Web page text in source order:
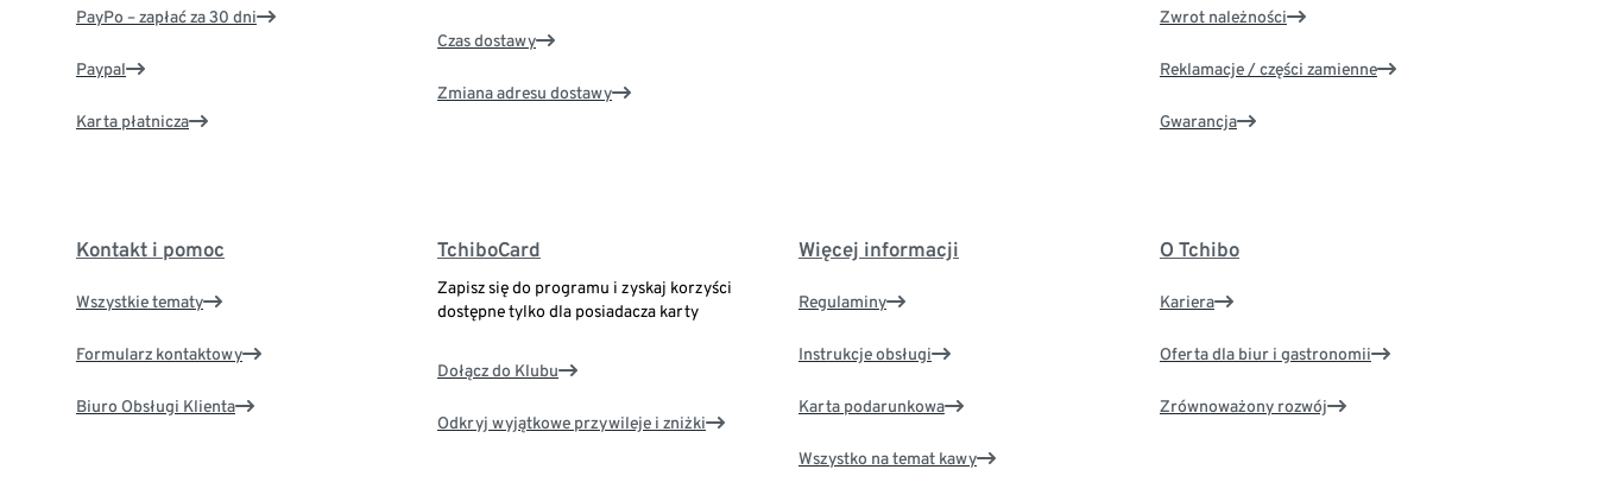
PayPo – zapłać za 30 dni
Paypal
Karta płatnicza
Czas dostawy
Zmiana adresu dostawy
Zwrot należności
Reklamacje / części zamienne
Gwarancja
Kontakt i pomoc
Wszystkie tematy
Formularz kontaktowy
Biuro Obsługi Klienta
TchiboCard
Zapisz się do programu i zyskaj korzyści
dostępne tylko dla posiadacza karty
Dołącz do Klubu
Odkryj wyjątkowe przywileje i zniżki
Więcej informacji
Regulaminy
Instrukcje obsługi
Karta podarunkowa
Wszystko na temat kawy
O Tchibo
Kariera
Oferta dla biur i gastronomii
Zrównoważony rozwój